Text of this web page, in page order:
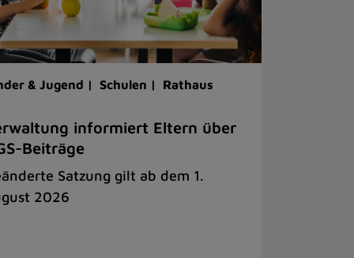
& Jugend | Schulen | Rathaus
informiert Eltern über
Beiträge
Satzung gilt ab dem 1.
2026